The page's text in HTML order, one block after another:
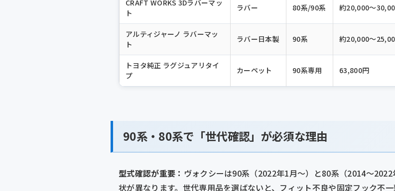
CRAFT WORKS 3Dラバーマッ
ト
ラバー 80系/90系 約20,000〜
アルティジャーノ ラバーマッ
ト
ラバー日本製 90系 約20,000〜
トヨタ純正 ラグジュアリタイ
プ
カーペット 90系専用 63,800円
90系・80系で「世代確認」が必須な理由
型式確認が重要： ヴォクシーは90系（2022年1月〜）と80系（2014〜
状が異なります。世代専用品を選ばないと、フィット不良や固定フック不一